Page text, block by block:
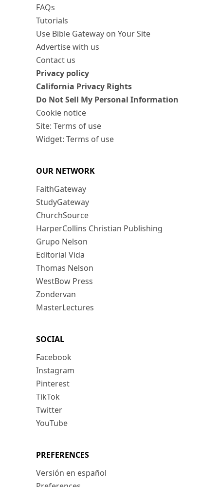
FAQs
Tutorials
Use Bible Gateway on Your Site
Advertise with us
Contact us
Privacy policy
California Privacy Rights
Do Not Sell My Personal Information
Cookie notice
Site: Terms of use
Widget: Terms of use
OUR NETWORK
FaithGateway
StudyGateway
ChurchSource
HarperCollins Christian Publishing
Grupo Nelson
Editorial Vida
Thomas Nelson
WestBow Press
Zondervan
MasterLectures
SOCIAL
Facebook
Instagram
Pinterest
TikTok
Twitter
YouTube
PREFERENCES
Versión en español